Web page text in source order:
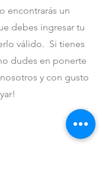
encontrarás un
debes ingresar tu
válido. Si tienes
dudes en ponerte
y con gusto